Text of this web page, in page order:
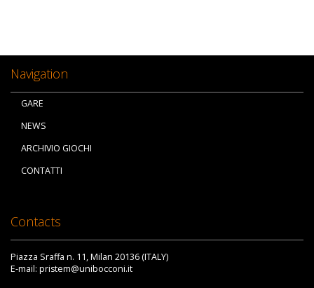
Navigation
GARE
NEWS
ARCHIVIO GIOCHI
CONTATTI
Contacts
Piazza Sraffa n. 11, Milan 20136 (ITALY)
E-mail: pristem@unibocconi.it